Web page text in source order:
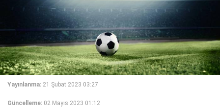
Yayınlanma: 21 Şubat 2023 03:27
Güncelleme: 02 Mayıs 2023 01:12